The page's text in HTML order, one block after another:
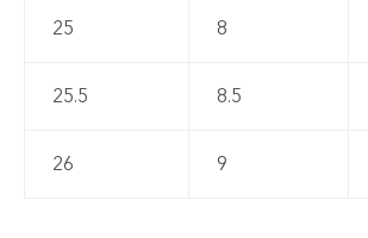
25 8
25.5 8.5
26 9